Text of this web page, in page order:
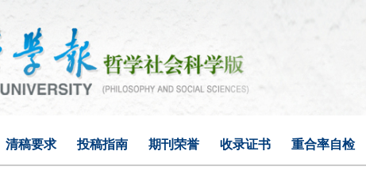
清稿要求 投稿指南 期刊荣誉 收录证书 重合率自检